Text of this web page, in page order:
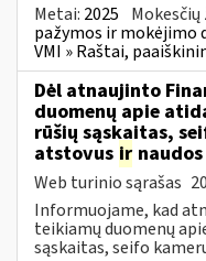
Metai: 2025
pažymos ir mokėjimo
VMI » Raštai,
Dėl atnaujinto
duomenų apie
rūšių sąskaitas,
atstovus ir
Web turinio sąrašas
Informuojame, kad
teikiamų duomenų
sąskaitas, seifo